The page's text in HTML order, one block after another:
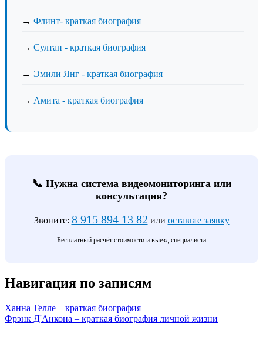
→ Флинт- краткая биография
→ Султан - краткая биография
→ Эмили Янг - краткая биография
→ Амита - краткая биография
📞 Нужна система видеомониторинга или
консультация?
Звоните: 8 915 894 13 82 или оставьте заявку
Бесплатный расчёт стоимости и выезд специалиста
Навигация по записям
Ханна Телле – краткая биография
Фрэнк Д'Анкона – краткая биография личной жизни